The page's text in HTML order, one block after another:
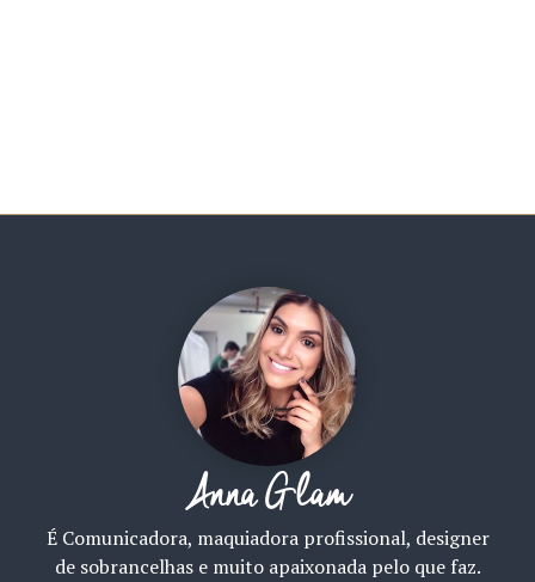
Anna Glam
É Comunicadora, maquiadora profissional, designer
de sobrancelhas e muito apaixonada pelo que faz.